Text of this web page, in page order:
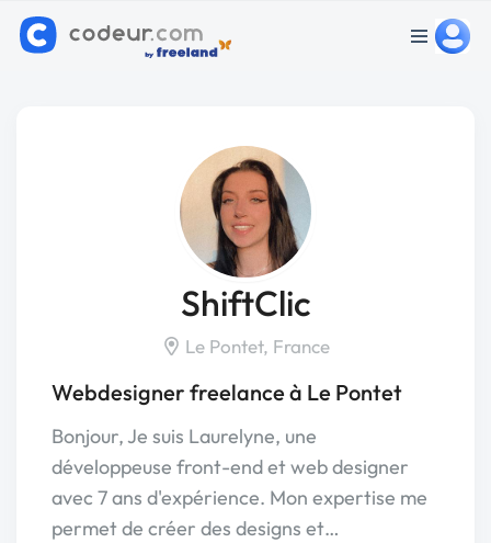
ShiftClic
Le Pontet, France
Webdesigner freelance à Le Pontet
Bonjour, Je suis Laurelyne, une
développeuse front-end et web designer
avec 7 ans d'expérience. Mon expertise me
permet de créer des designs et…